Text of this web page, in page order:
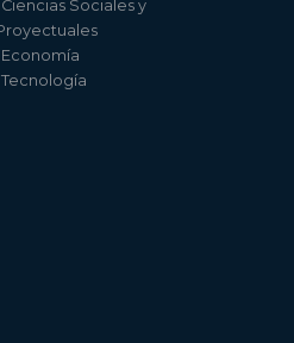
Sociales y